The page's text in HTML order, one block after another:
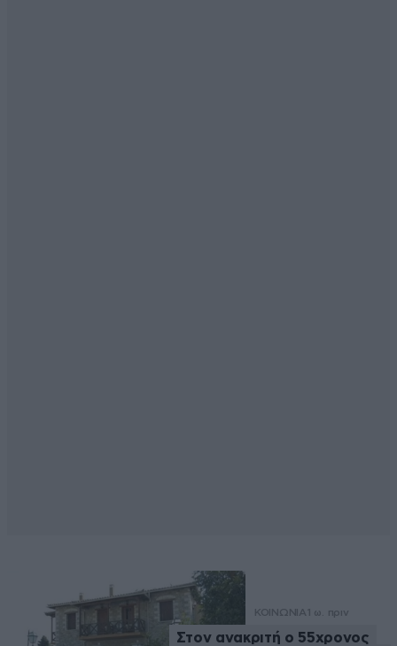
ΚΟΙΝΩΝΙΑ 1 ω. πριν
Στον ανακριτή ο 55χρονος